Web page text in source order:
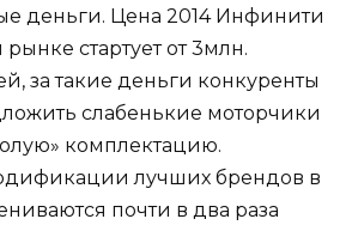
деньги. Цена 2014 Инфинити
стартует от 3млн.
за такие деньги конкуренты
слабенькие моторчики
комплектацию.
лучших брендов в
почти в два раза